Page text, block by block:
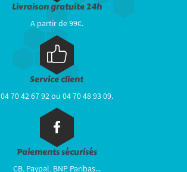
Livraison gratuite 24h
A partir de 99€.
Service client
04 70 42 67 92 ou 04 70 48 93 09.
Paiements sécurisés
CB, Paypal, BNP Paribas...